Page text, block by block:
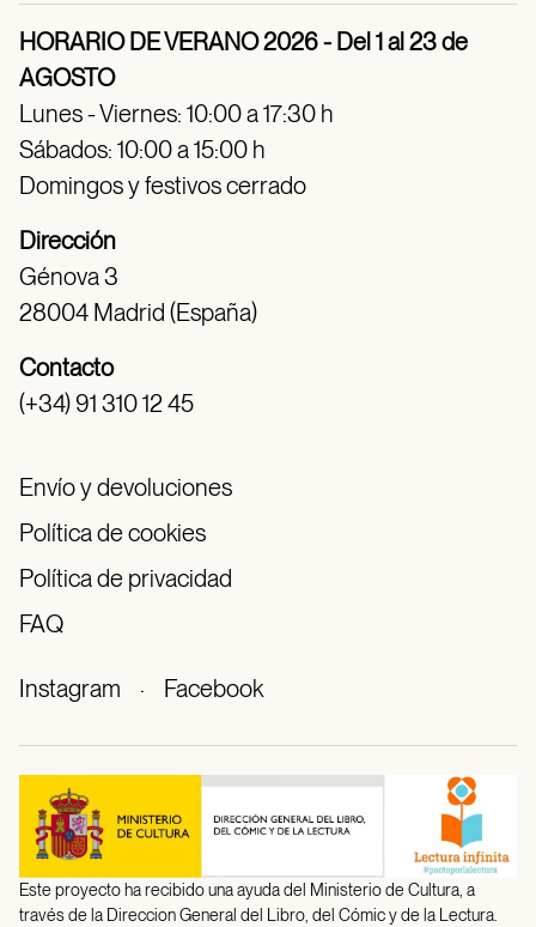
HORARIO DE VERANO 2026 - Del 1 al 23 de
AGOSTO
Lunes - Viernes: 10:00 a 17:30 h
Sábados: 10:00 a 15:00 h
Domingos y festivos cerrado
Dirección
Génova 3
28004 Madrid (España)
Contacto
(+34) 91 310 12 45
Envío y devoluciones
Política de cookies
Política de privacidad
FAQ
Instagram · Facebook
Este proyecto ha recibido una ayuda del Ministerio de Cultura, a
través de la Direccion General del Libro, del Cómic y de la Lectura.